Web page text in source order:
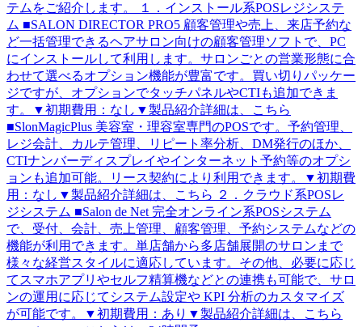
テムをご紹介します。 １．インストール系POSレジシステ
ム ■SALON DIRECTOR PRO5 顧客管理や売上、来店予約な
ど一括管理できるヘアサロン向けの顧客管理ソフトで、PC
にインストールして利用します。サロンごとの営業形態に合
わせて選べるオプション機能が豊富です。買い切りパッケー
ジですが、オプションでタッチパネルやCTIも追加できま
す。▼初期費用：なし▼製品紹介詳細は、こちら
■SlonMagicPlus 美容室・理容室専門のPOSです。予約管理、
レジ会計、カルテ管理、リピート率分析、DM発行のほか、
CTIナンバーディスプレイやインターネット予約等のオプシ
ョンも追加可能。リース契約により利用できます。▼初期費
用：なし▼製品紹介詳細は、こちら ２．クラウド系POSレ
ジシステム ■Salon de Net 完全オンライン系POSシステム
で、受付、会計、売上管理、顧客管理、予約システムなどの
機能が利用できます。単店舗から多店舗展開のサロンまで
様々な経営スタイルに適応しています。その他、必要に応じ
てスマホアプリやセルフ精算機などとの連携も可能で、サロ
ンの運用に応じてシステム設定や KPI 分析のカスタマイズ
が可能です。▼初期費用：あり▼製品紹介詳細は、こちら